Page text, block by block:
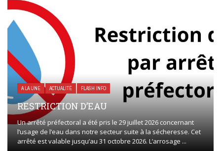
A LA UNE ACTUALITÉ FLASH INFO
RESTRICTION D’EAU
Un arrêté préfectoral a été pris le 29 juillet 2026 concernant
l’usage de l’eau dans notre secteur suite à la sécheresse. Cet
arrêté est valable jusqu’au 31 octobre 2026. L’arrosage ...